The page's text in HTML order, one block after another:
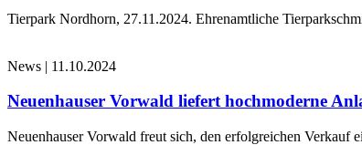
Tierpark Nordhorn, 27.11.2024. Ehrenamtliche
News | 11.10.2024
Neuenhauser Vorwald liefert hochmoderne
Neuenhauser Vorwald freut sich, den erfolgreichen Verkauf